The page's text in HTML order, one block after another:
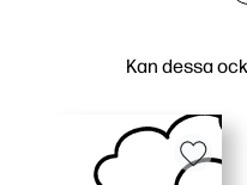
Kan dessa